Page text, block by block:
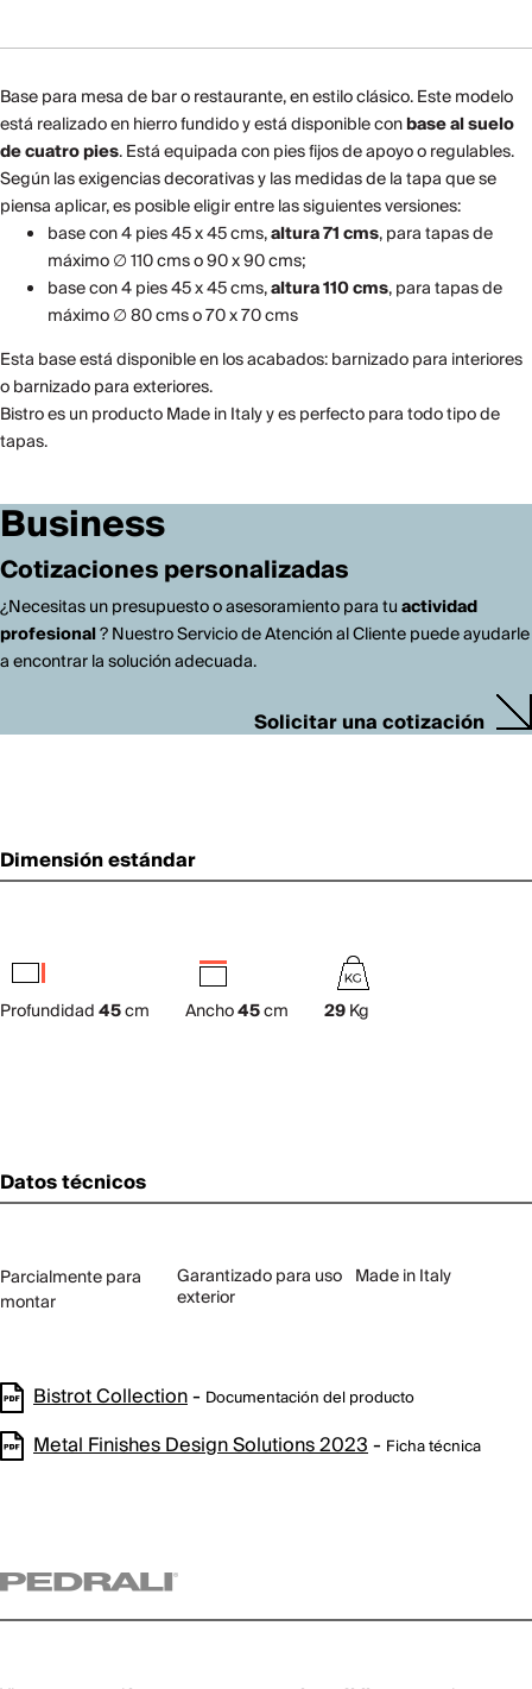
Base para mesa de bar o restaurante, en estilo clásico. Este modelo
está realizado en hierro fundido y está disponible conbase al suelo
de cuatro pies. Está equipada con pies fijos de apoyo o regulables.
Según las exigencias decorativas y las medidas de la tapa que se
piensa aplicar, es posible eligir entre las siguientes versiones:
base con 4 pies 45 x 45 cms,altura 71 cms, para tapas de
máximo ∅ 110 cms o 90 x 90 cms;
base con 4 pies 45 x 45 cms,altura 110 cms, para tapas de
máximo ∅ 80 cms o 70 x 70 cms
Esta base está disponible en los acabados: barnizado para interiores
o barnizado para exteriores.
Bistro es un producto Made in Italy y es perfecto para todo tipo de
tapas.
Business
Cotizaciones personalizadas
¿Necesitas un presupuesto o asesoramiento para tuactividad
profesional? Nuestro Servicio de Atención al Cliente puede ayudarle
a encontrar la solución adecuada.
Solicitar una cotización
Dimensión estándar
Profundidad45cm Ancho45cm 29Kg
Datos técnicos
Parcialmente para
montar
Garantizado para uso
exterior
Made in Italy
Bistrot Collection- Documentación del producto
Metal Finishes Design Solutions 2023- Ficha técnica